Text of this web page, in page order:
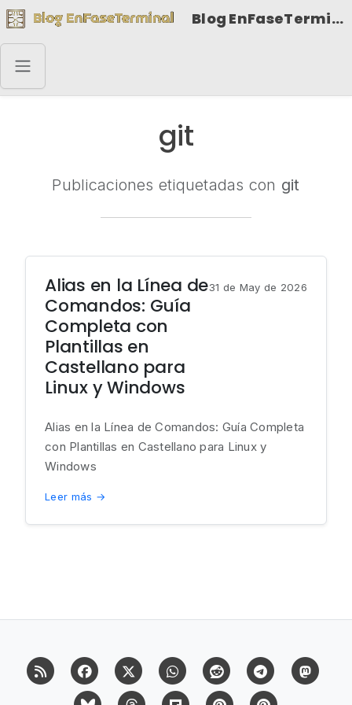
Blog EnFaseTerminal
git
Publicaciones etiquetadas con git
Alias en la Línea de
Comandos: Guía
Completa con
Plantillas en
Castellano para
Linux y Windows
31 de May de 2026
Alias en la Línea de Comandos: Guía Completa
con Plantillas en Castellano para Linux y
Windows
Leer más →
RSS FacebookX (Twitter)Whatsapp Reddit Telegram
Bluesky Threads Flipboard Pinterest